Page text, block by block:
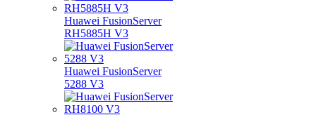
Huawei FusionServer
RH5885H V3
Huawei FusionServer
5288 V3